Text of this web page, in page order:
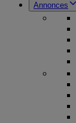
Annonces